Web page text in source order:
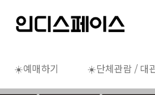
☀️예매하기 ☀️단체관람 / 대